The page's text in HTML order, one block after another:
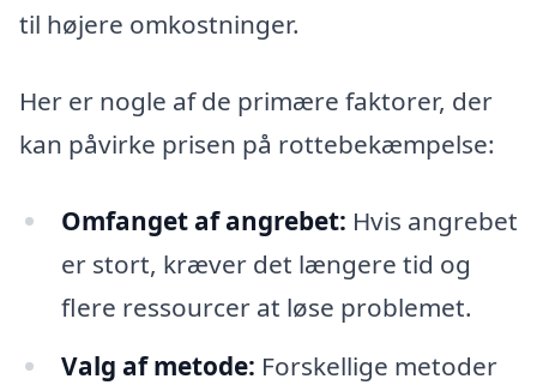
til højere omkostninger.
Her er nogle af de primære faktorer, der
kan påvirke prisen på rottebekæmpelse:
Omfanget af angrebet: Hvis angrebet
er stort, kræver det længere tid og
flere ressourcer at løse problemet.
Valg af metode: Forskellige metoder